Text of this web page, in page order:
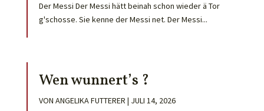
Der Messi Der Messi hätt beinah schon wieder ä Tor
g'schosse. Sie kenne der Messi net. Der Messi...
Wen wunnert’s ?
VON ANGELIKA FUTTERER | JULI 14, 2026